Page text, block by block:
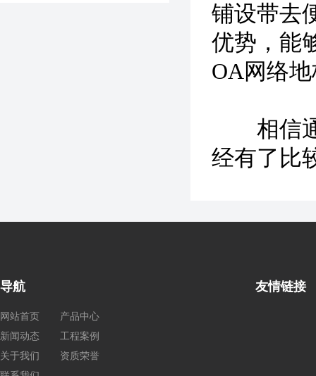
铺设带去
优势，能
OA网络
相信通
经有了比
导航
网站首页
产品中心
新闻动态
工程案例
关于我们
资质荣誉
友情链接